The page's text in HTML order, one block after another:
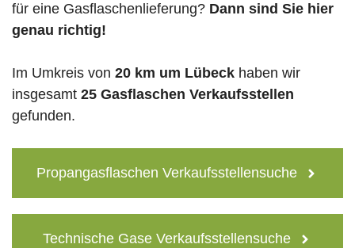
für eine Gasflaschenlieferung? Dann sind Sie hier
genau richtig!
Im Umkreis von 20 km um Lübeck haben wir
insgesamt 25 Gasflaschen Verkaufsstellen
gefunden.
Propangasflaschen Verkaufsstellensuche
Technische Gase Verkaufsstellensuche